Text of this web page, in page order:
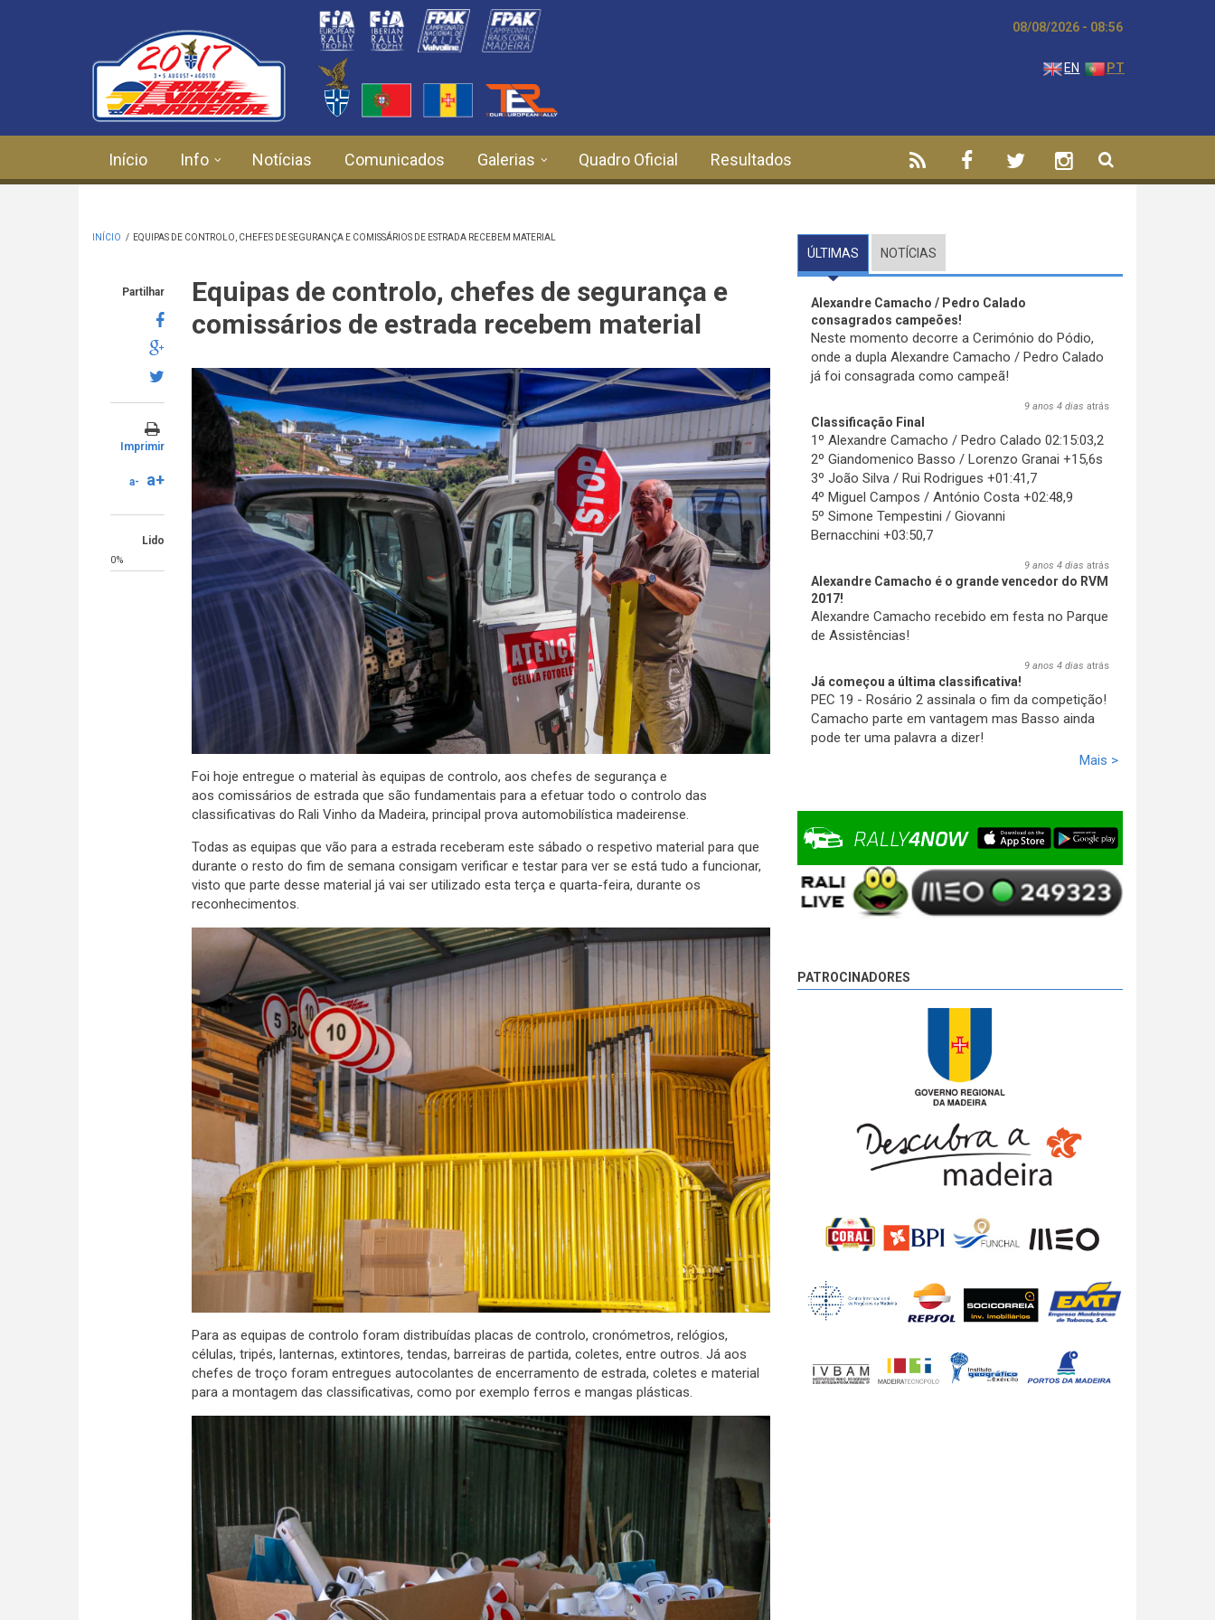
08/08/2026 - 08:56
EN PT
Início Info Notícias Comunicados Galerias Quadro Oficial Resultados
INÍCIO / EQUIPAS DE CONTROLO, CHEFES DE SEGURANÇA E COMISSÁRIOS DE ESTRADA RECEBEM MATERIAL
Partilhar
Imprimir
a- a+
Lido
0%
Equipas de controlo, chefes de segurança e
comissários de estrada recebem material
Foi hoje entregue o material às equipas de controlo, aos chefes de segurança e
aos comissários de estrada que são fundamentais para a efetuar todo o controlo das
classificativas do Rali Vinho da Madeira, principal prova automobilística madeirense.
Todas as equipas que vão para a estrada receberam este sábado o respetivo material para que
durante o resto do fim de semana consigam verificar e testar para ver se está tudo a funcionar,
visto que parte desse material já vai ser utilizado esta terça e quarta-feira, durante os
reconhecimentos.
Para as equipas de controlo foram distribuídas placas de controlo, cronómetros, relógios,
células, tripés, lanternas, extintores, tendas, barreiras de partida, coletes, entre outros. Já aos
chefes de troço foram entregues autocolantes de encerramento de estrada, coletes e material
para a montagem das classificativas, como por exemplo ferros e mangas plásticas.
ÚLTIMAS (SEPARADOR ATIVO)
NOTÍCIAS
Alexandre Camacho / Pedro Calado
consagrados campeões!
Neste momento decorre a Cerimónio do Pódio,
onde a dupla Alexandre Camacho / Pedro Calado
já foi consagrada como campeã!
9 anos 4 dias atrás
Classificação Final
1º Alexandre Camacho / Pedro Calado 02:15:03,2
2º Giandomenico Basso / Lorenzo Granai +15,6s
3º João Silva / Rui Rodrigues +01:41,7
4º Miguel Campos / António Costa +02:48,9
5º Simone Tempestini / Giovanni
Bernacchini +03:50,7
9 anos 4 dias atrás
Alexandre Camacho é o grande vencedor do RVM
2017!
Alexandre Camacho recebido em festa no Parque
de Assistências!
9 anos 4 dias atrás
Já começou a última classificativa!
PEC 19 - Rosário 2 assinala o fim da competição!
Camacho parte em vantagem mas Basso ainda
pode ter uma palavra a dizer!
9 anos 4 diasatrás
Basso e mais 17,8s que Miguel Campos, o
9 anos 4 diasatrás
Mais >
PATROCINADORES